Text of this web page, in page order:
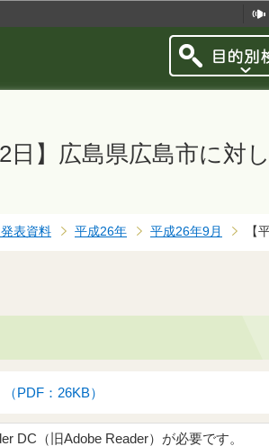
日】広島県広島市に対
表資料 平成26年 平成26年9月 【
PDF：26KB）
DC（旧Adobe Reader）が必要です。